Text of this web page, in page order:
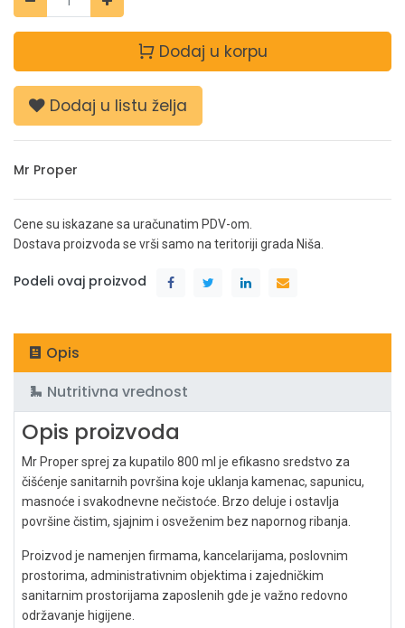
Dodaj u korpu
Dodaj u listu želja
Mr Proper
Cene su iskazane sa uračunatim PDV-om.
Dostava proizvoda se vrši samo na teritoriji grada Niša.
Podeli ovaj proizvod
Opis
Nutritivna vrednost
Opis proizvoda
Mr Proper sprej za kupatilo 800 ml je efikasno sredstvo za
čišćenje sanitarnih površina koje uklanja kamenac, sapunicu,
masnoće i svakodnevne nečistoće. Brzo deluje i ostavlja
površine čistim, sjajnim i osveženim bez napornog ribanja.
Proizvod je namenjen firmama, kancelarijama, poslovnim
prostorima, administrativnim objektima i zajedničkim
sanitarnim prostorijama zaposlenih gde je važno redovno
održavanje higijene.